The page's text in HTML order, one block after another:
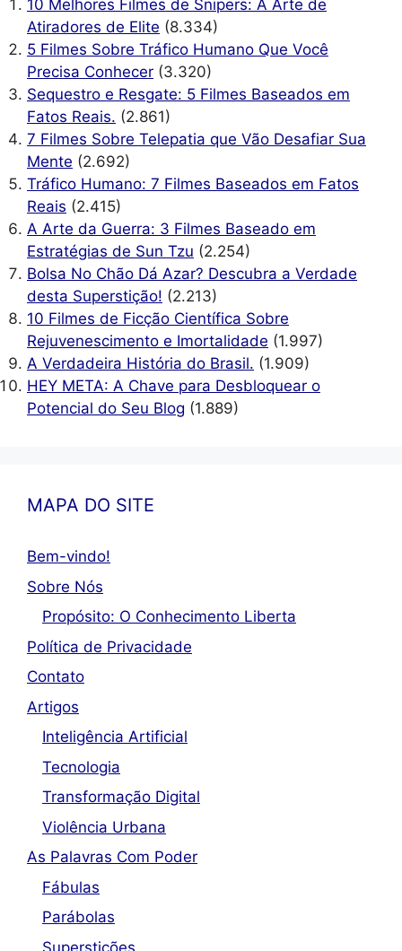
10 Melhores Filmes de Snipers: A Arte de
Atiradores de Elite (8.334)
5 Filmes Sobre Tráfico Humano Que Você
Precisa Conhecer (3.320)
Sequestro e Resgate: 5 Filmes Baseados em
Fatos Reais. (2.861)
7 Filmes Sobre Telepatia que Vão Desafiar Sua
Mente (2.692)
Tráfico Humano: 7 Filmes Baseados em Fatos
Reais (2.415)
A Arte da Guerra: 3 Filmes Baseado em
Estratégias de Sun Tzu (2.254)
Bolsa No Chão Dá Azar? Descubra a Verdade
desta Superstição! (2.213)
10 Filmes de Ficção Científica Sobre
Rejuvenescimento e Imortalidade (1.997)
A Verdadeira História do Brasil. (1.909)
HEY META: A Chave para Desbloquear o
Potencial do Seu Blog (1.889)
MAPA DO SITE
Bem-vindo!
Sobre Nós
Propósito: O Conhecimento Liberta
Política de Privacidade
Contato
Artigos
Inteligência Artificial
Tecnologia
Transformação Digital
Violência Urbana
As Palavras Com Poder
Fábulas
Parábolas
Superstições